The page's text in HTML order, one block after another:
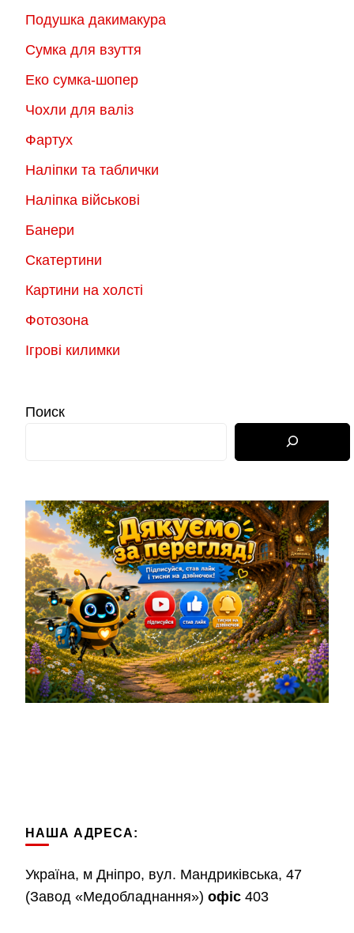
Подушка дакимакура
Сумка для взуття
Еко сумка-шопер
Чохли для валіз
Фартух
Наліпки та таблички
Наліпка військові
Банери
Скатертини
Картини на холсті
Фотозона
Ігрові килимки
Поиск
НАША АДРЕСА:
Україна, м Дніпро, вул. Мандриківська, 47
(Завод «Медобладнання») офіс 403